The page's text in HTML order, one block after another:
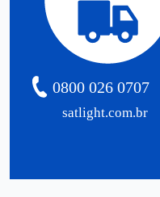
satlight.com.br
0800 026 0707